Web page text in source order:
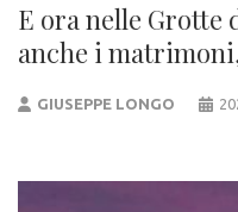
E ora nelle Grotte
anche i
GIUSEPPE LONGO